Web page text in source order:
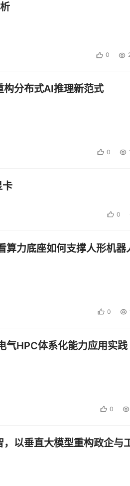
0
分布式AI推理新范式
0
卡
0
算力底座如何支撑人形机器
0
气HPC体系化能力应用实践
0
以垂直大模型重构政企与